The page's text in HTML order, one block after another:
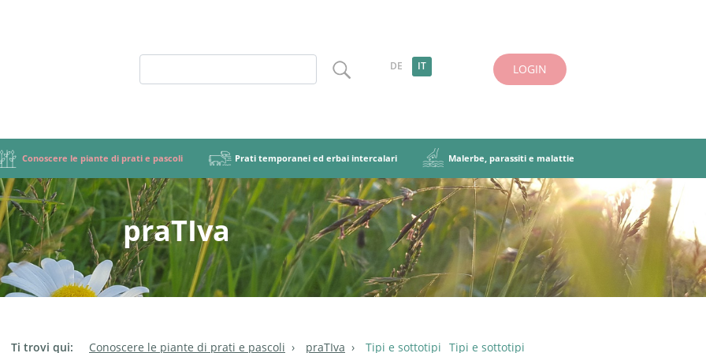
DE IT LOGIN
Importanza e ruolo della foraggicoltura Terminologia e definizioni Caratteristiche principali
Conoscere le piante di prati e pascoli
botanico Gruppi di specie Graminacee Leguminose Altre erbe
Tipi di prato praTIva Tipi di miscela foraggera
Prati temporanei ed erbai intercalari
Miscele foraggere graminacee-leguminose Tipi di miscela foraggera
le miscele foraggere Gestire le miscele foraggere Erbai intercalari
Malerbe, parassiti e malattie
di diffusione delle malerbe Lotta contro le malerbe Parassiti e malattie
praTIva
Ti trovi qui: Conoscere le piante di prati e pascoli praTIva Tipi e sottotipi Tipi e sottotipi